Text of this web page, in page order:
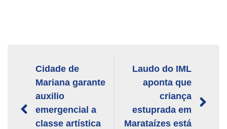
Cidade de
Mariana garante
auxilio
emergencial a
classe artística
Laudo do IML
aponta que
criança
estuprada em
Marataízes está